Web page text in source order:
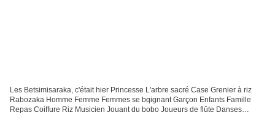
Les Betsimisaraka, c'était hier Princesse L'arbre sacré Case Grenier à riz
Rabozaka Homme Femme Femmes se bqignant Garçon Enfants Famille
Repas Coiffure Riz Musicien Jouant du bobo Joueurs de flûte Danses